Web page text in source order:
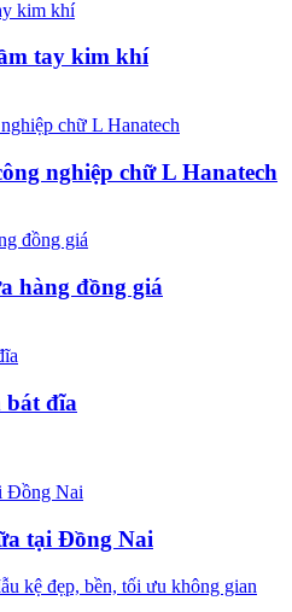
tay kim khí
nghiệp chữ L Hanatech
hàng đồng giá
bát đĩa
tại Đồng Nai